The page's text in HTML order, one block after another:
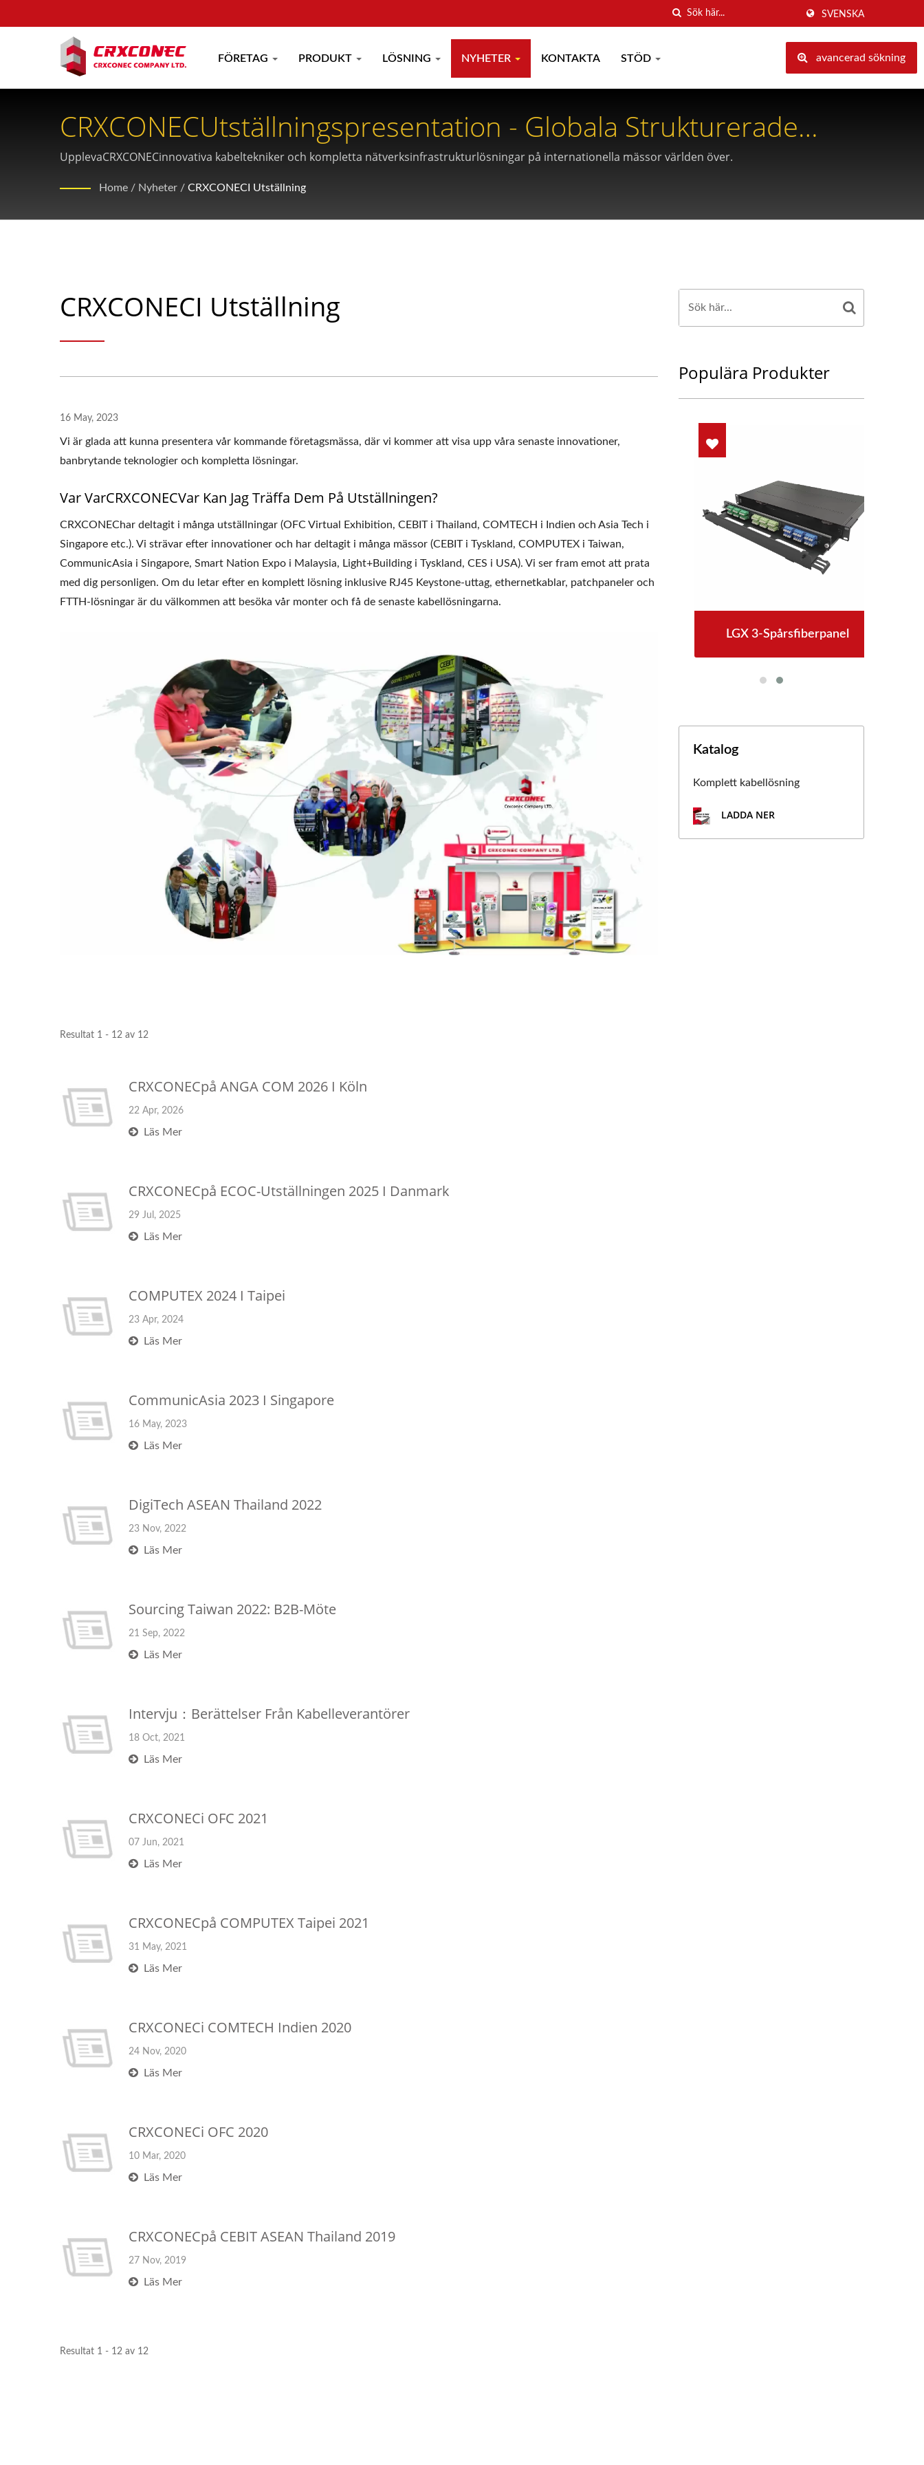
SVENSKA
FÖRETAG PRODUKT LÖSNING NYHETER KONTAKTA STÖD avancerad sökning
CRXCONECUtställningspresentation - Globala Strukturerade
Kabellösningar
UpplevaCRXCONECinnovativa kabeltekniker och kompletta nätverksinfrastrukturlösningar på internationella mässor världen över.
Home / Nyheter / CRXCONECI Utställning
CRXCONECI Utställning
16 May, 2023
Vi är glada att kunna presentera vår kommande företagsmässa, där vi kommer att visa upp våra senaste innovationer,
banbrytande teknologier och kompletta lösningar.
Var VarCRXCONECVar Kan Jag Träffa Dem På Utställningen?
CRXCONEChar deltagit i många utställningar (OFC Virtual Exhibition, CEBIT i Thailand, COMTECH i Indien och Asia Tech i
Singapore etc.). Vi strävar efter innovationer och har deltagit i många mässor (CEBIT i Tyskland, COMPUTEX i Taiwan,
CommunicAsia i Singapore, Smart Nation Expo i Malaysia, Light+Building i Tyskland, CES i USA). Vi ser fram emot att prata
med dig personligen. Om du letar efter en komplett lösning inklusive RJ45 Keystone-uttag, ethernetkablar, patchpaneler och
FTTH-lösningar är du välkommen att besöka vår monter och få de senaste kabellösningarna.
Resultat 1 - 12 av 12
CRXCONECpå ANGA COM 2026 I Köln
22 Apr, 2026
Läs Mer
CRXCONECpå ECOC-Utställningen 2025 I Danmark
29 Jul, 2025
Läs Mer
COMPUTEX 2024 I Taipei
23 Apr, 2024
Läs Mer
CommunicAsia 2023 I Singapore
16 May, 2023
Läs Mer
DigiTech ASEAN Thailand 2022
23 Nov, 2022
Läs Mer
Sourcing Taiwan 2022: B2B-Möte
21 Sep, 2022
Läs Mer
Intervju：Berättelser Från Kabelleverantörer
18 Oct, 2021
Läs Mer
CRXCONECi OFC 2021
07 Jun, 2021
Läs Mer
CRXCONECpå COMPUTEX Taipei 2021
31 May, 2021
Läs Mer
CRXCONECi COMTECH Indien 2020
24 Nov, 2020
Läs Mer
CRXCONECi OFC 2020
10 Mar, 2020
Läs Mer
CRXCONECpå CEBIT ASEAN Thailand 2019
27 Nov, 2019
Läs Mer
Resultat 1 - 12 av 12
Populära Produkter
LGX 3-Spårsfiberpanel
Katalog
Komplett kabellösning
LADDA NER